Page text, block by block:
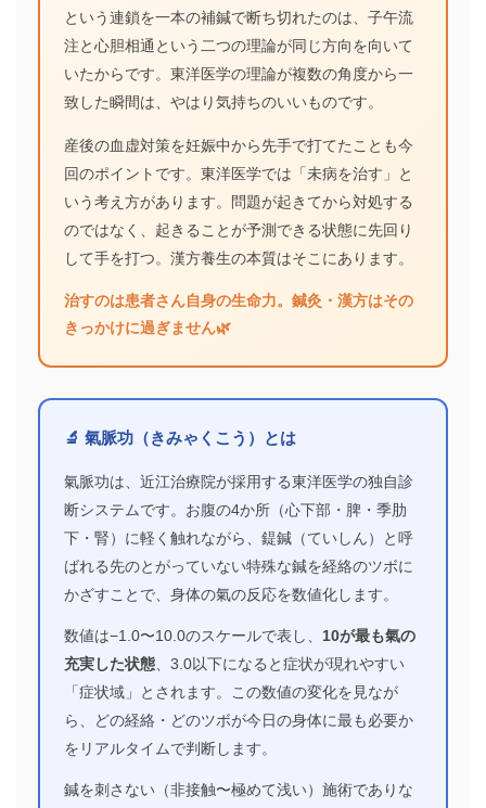
という連鎖を一本の補鍼で断ち切れたのは、子午流
注と心胆相通という二つの理論が同じ方向を向いて
いたからです。東洋医学の理論が複数の角度から一
致した瞬間は、やはり気持ちのいいものです。
産後の血虚対策を妊娠中から先手で打てたことも今
回のポイントです。東洋医学では「未病を治す」と
いう考え方があります。問題が起きてから対処する
のではなく、起きることが予測できる状態に先回り
して手を打つ。漢方養生の本質はそこにあります。
治すのは患者さん自身の生命力。鍼灸・漢方はその
きっかけに過ぎません🌿
🔬 氣脈功（きみゃくこう）とは
氣脈功は、近江治療院が採用する東洋医学の独自診
断システムです。お腹の4か所（心下部・脾・季肋
下・腎）に軽く触れながら、鍉鍼（ていしん）と呼
ばれる先のとがっていない特殊な鍼を経絡のツボに
かざすことで、身体の氣の反応を数値化します。
数値は−1.0〜10.0のスケールで表し、 10が最も氣の
充実した状態、3.0以下になると症状が現れやすい
「症状域」とされます。この数値の変化を見なが
ら、どの経絡・どのツボが今日の身体に最も必要か
をリアルタイムで判断します。
鍼を刺さない（非接触〜極めて浅い）施術でありな